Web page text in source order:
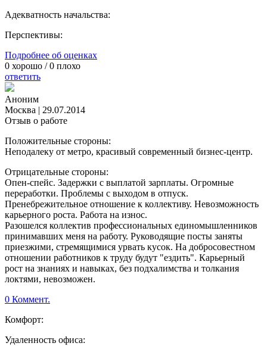
Адекватность начальства:
Перспективы:
Подробнее об оценках
0 хорошо /0 плохо
ответить
Аноним
Москва | 29.07.2014
Отзыв о работе
Положительные стороны:
Неподалеку от метро, красивый современный бизнес-центр.
Отрицательные стороны:
Опен-спейс. Задержки с выплатой зарплаты. Огромные
переработки. Проблемы с выходом в отпуск.
Пренебрежительное отношение к коллективу. Невозможность
карьерного роста. Работа на износ.
Разошелся коллектив профессиональных единомышленников
принимавших меня на работу. Руководящие посты заняты
приезжими, стремящимися урвать кусок. На добросовестном
отношении работников к труду будут "ездить". Карьерный
рост на знаниях и навыках, без подхалимства и толкания
локтями, невозможен.
0 Коммент.
Комфорт:
Удаленность офиса: